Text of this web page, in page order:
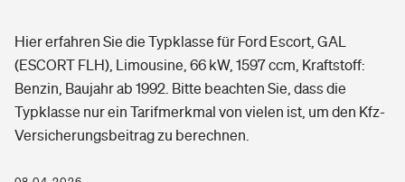
Grundfähigkeitsversicherung
Arbeitsrechtsschutz
Berufshaftpflichtversicherung
Elementarversicherung
Freizeit
Pri­vate Haft­pflicht­
Gesundheit
Hier erfahren Sie die Typklasse für Ford Escort, GAL
(ESCORT FLH), Limousine, 66 kW, 1597 ccm, Kraftstoff:
Benzin, Baujahr ab 1992. Bitte beachten Sie, dass die
Typklasse nur ein Tarifmerkmal von vielen ist, um den Kfz-
Versicherungsbeitrag zu berechnen.